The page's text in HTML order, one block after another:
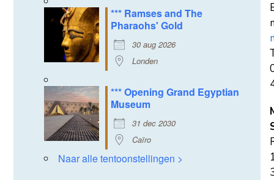
*** Ramses and The
Pharaohs' Gold
30 aug 2026
Londen
*** Opening Grand Egyptian
Museum
31 dec 2030
Caïro
Naar alle tentoonstellingen >